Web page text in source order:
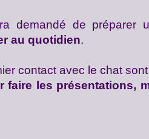
demandé de préparer
au quotidien.
contact avec le chat
les présentations,